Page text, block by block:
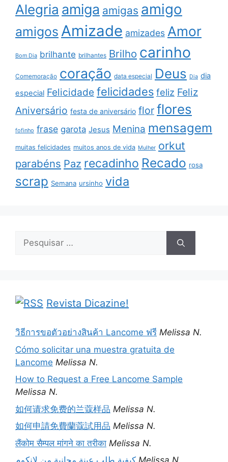
Alegria amiga amigas amigo
amigos Amizade amizades Amor
Bom Dia brilhante brilhantes Brilho carinho
Comemoração coração data especial Deus Dia dia
especial Felicidade felicidades feliz Feliz
Aniversário festa de aniversário flor flores
fofinho frase garota Jesus Menina mensagem
muitas felicidades muitos anos de vida Mulher orkut
parabéns Paz recadinho Recado rosa
scrap Semana ursinho vida
Pesquisar
Revista Dicazine!
วิธีการขอตัวอย่างสินค้า Lancome ฟรี Melissa N.
Cómo solicitar una muestra gratuita de
Lancome Melissa N.
How to Request a Free Lancome Sample
Melissa N.
如何请求免费的兰蔻样品 Melissa N.
如何申請免費蘭蔻試用品 Melissa N.
लैंकोम सैम्पल मांगने का तरीका Melissa N.